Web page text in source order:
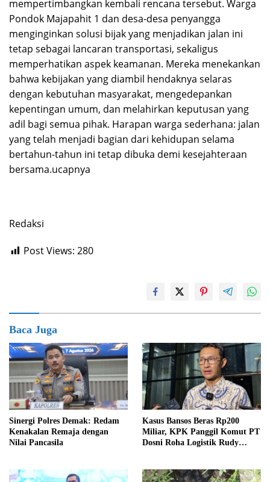
mempertimbangkan kembali rencana tersebut. Warga
Pondok Majapahit 1 dan desa-desa penyangga
menginginkan solusi bijak yang menjadikan jalan ini
tetap sebagai lancaran transportasi, sekaligus
memperhatikan aspek keamanan. Mereka menekankan
bahwa kebijakan yang diambil hendaknya selaras
dengan kebutuhan masyarakat, mengedepankan
kepentingan umum, dan melahirkan keputusan yang
adil bagi semua pihak. Harapan warga sederhana: jalan
yang telah menjadi bagian dari kehidupan selama
bertahun-tahun ini tetap dibuka demi kesejahteraan
bersama.ucapnya
Redaksi
Post Views: 280
Baca Juga
Sinergi Polres Demak: Redam
Kenakalan Remaja dengan
Nilai Pancasila
Kasus Bansos Beras Rp200
Miliar, KPK Panggil Komut PT
Dosni Roha Logistik Rudy